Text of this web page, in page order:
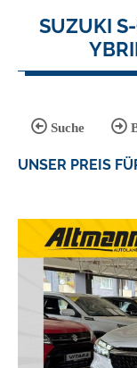
SUZUKI
Suche
UNSER PREIS